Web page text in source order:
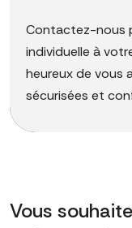
Contactez-nous
individuelle à
heureux de vous
sécurisées et
Vous